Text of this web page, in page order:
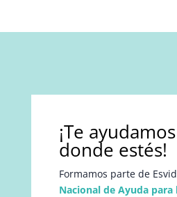
¡Te
donde estés!
Formamos parte de
Nacional de Ayuda para